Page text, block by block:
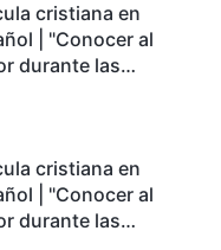
cristiana en
| "Conocer al
durante las
sobrevivir?
cristiana en
| "Conocer al
durante las